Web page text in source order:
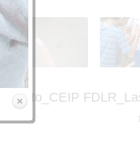
alumnos
Quinto observan los
del huerto_CEIP
de Quinto
insectos